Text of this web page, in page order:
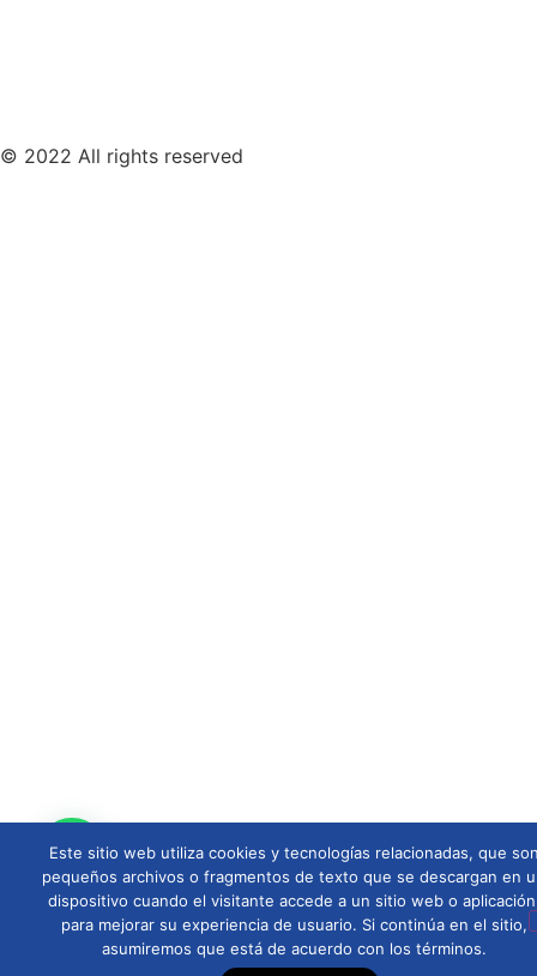
© 2022 All rights reserved
Este sitio web utiliza cookies y tecnologías relacionadas, que
pequeños archivos o fragmentos de texto que se descargan en
dispositivo cuando el visitante accede a un sitio web o
para mejorar su experiencia de usuario. Si continúa en el sitio,
asumiremos que está de acuerdo con los términos.